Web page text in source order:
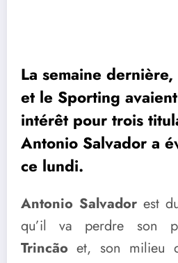
La semaine
et le Sporting
intérêt pour trois
Antonio Salvador a
ce lundi.
Antonio Salvador est
qu’il va perdre son
Trincão et, son milieu